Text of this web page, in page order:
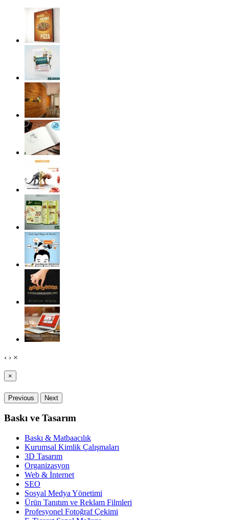
‹ › ×
×
Previous Next
Baskı ve Tasarım
Baskı & Matbaacılık
Kurumsal Kimlik Çalışmaları
3D Tasarım
Organizasyon
Web & İnternet
SEO
Sosyal Medya Yönetimi
Ürün Tanıtım ve Reklam Filmleri
Profesyonel Fotoğraf Çekimi